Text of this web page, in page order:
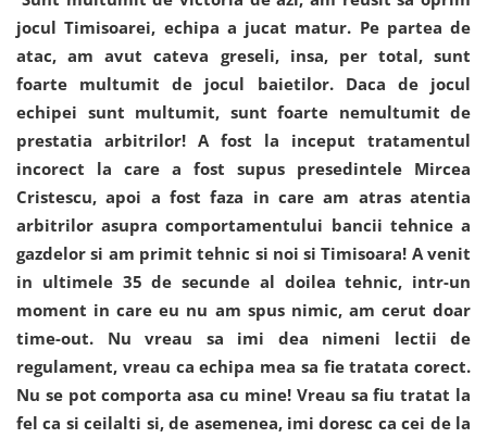
jocul Timisoarei, echipa a jucat matur. Pe partea de
atac, am avut cateva greseli, insa, per total, sunt
foarte multumit de jocul baietilor. Daca de jocul
echipei sunt multumit, sunt foarte nemultumit de
prestatia arbitrilor! A fost la inceput tratamentul
incorect la care a fost supus presedintele Mircea
Cristescu, apoi a fost faza in care am atras atentia
arbitrilor asupra comportamentului bancii tehnice a
gazdelor si am primit tehnic si noi si Timisoara! A venit
in ultimele 35 de secunde al doilea tehnic, intr-un
moment in care eu nu am spus nimic, am cerut doar
time-out. Nu vreau sa imi dea nimeni lectii de
regulament, vreau ca echipa mea sa fie tratata corect.
Nu se pot comporta asa cu mine! Vreau sa fiu tratat la
fel ca si ceilalti si, de asemenea, imi doresc ca cei de la